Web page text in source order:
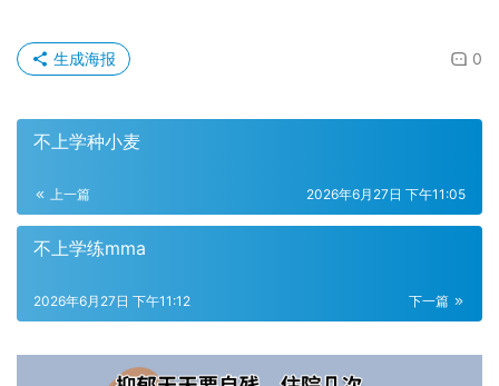
0
生成海报
不上学种小麦
上一篇 2026年6月27日 下午11:05
不上学练mma
下一篇
2026年6月27日 下午11:12